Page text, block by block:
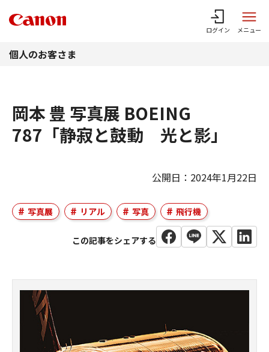
ログイン メニュー
個人のお客さま
岡本 豊 写真展 BOEING
787「静寂と鼓動 光と影」
公開日：2024年1月22日
写真展 リアル 写真 飛行機